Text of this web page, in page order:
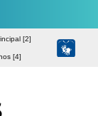
[2]
[4]